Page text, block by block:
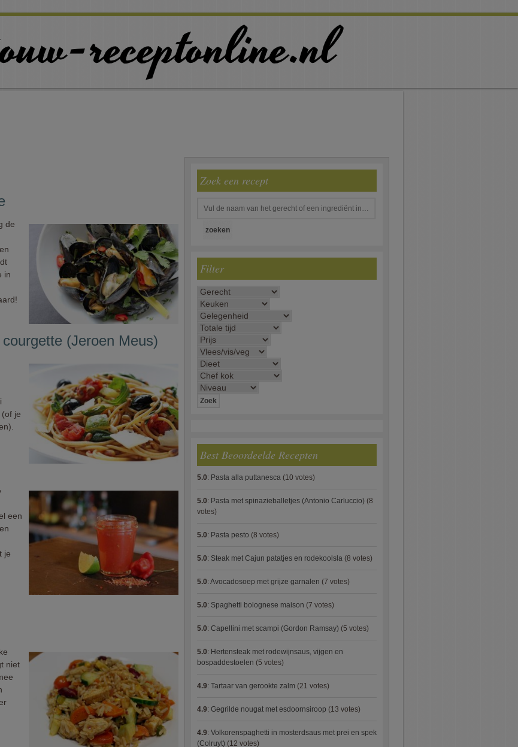
de
in
(Jeroen Meus)
je
een
je
niet
Zoek een recept
Filter
Best Beoordeelde Recepten
5.0: Pasta alla puttanesca (10 votes)
5.0: Pasta met spinazieballetjes (Antonio Carluccio) (8
votes)
5.0: Pasta pesto (8 votes)
5.0: Steak met Cajun patatjes en rodekoolsla (8 votes)
5.0: Avocadosoep met grijze garnalen (7 votes)
5.0: Spaghetti bolognese maison (7 votes)
5.0: Capellini met scampi (Gordon Ramsay) (5 votes)
5.0: Hertensteak met rodewijnsaus, vijgen en
bospaddestoelen (5 votes)
4.9: Tartaar van gerookte zalm (21 votes)
4.9: Gegrilde nougat met esdoornsiroop (13 votes)
4.9: Volkorenspaghetti in mosterdsaus met prei en spek
(Colruyt) (12 votes)